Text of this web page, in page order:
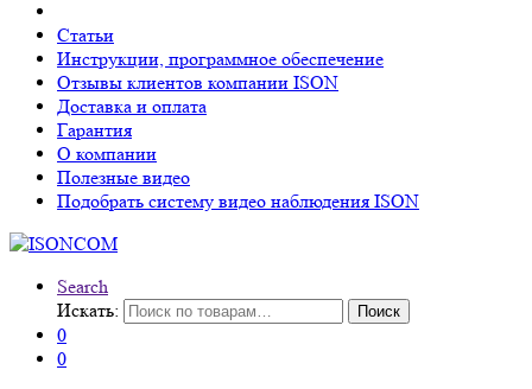
Статьи
Инструкции, программное обеспечение
Отзывы клиентов компании ISON
Доставка и оплата
Гарантия
О компании
Полезные видео
Подобрать систему видео наблюдения ISON
Search
Искать:
Поиск
0
0